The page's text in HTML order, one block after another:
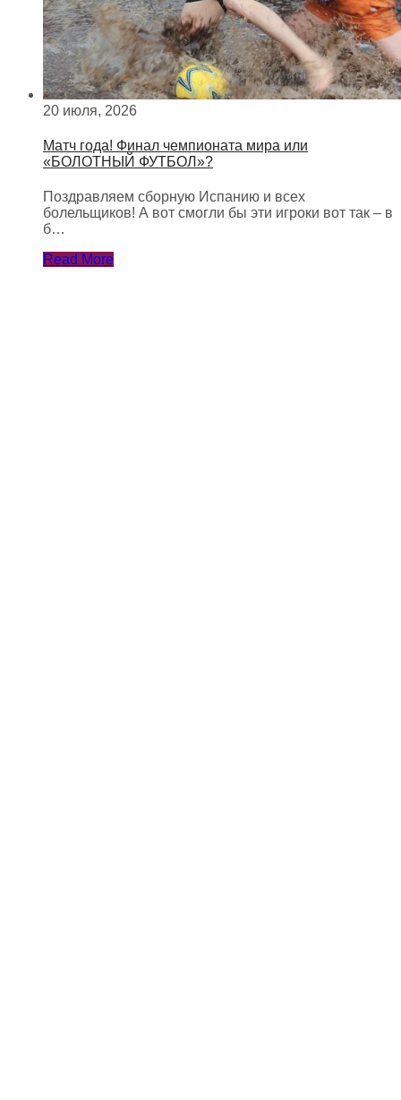
20 июля, 2026
Матч года! Финал чемпионата мира или
«БОЛОТНЫЙ ФУТБОЛ»?
Поздравляем сборную Испанию и всех
болельщиков! А вот смогли бы эти игроки вот так – в
б…
Read More